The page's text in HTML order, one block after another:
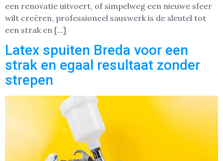
een renovatie uitvoert, of simpelweg een nieuwe sfeer
wilt creëren, professioneel sauswerk is de sleutel tot
een strak en […]
Latex spuiten Breda voor een
strak en egaal resultaat zonder
strepen